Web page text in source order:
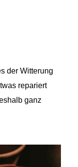
der Witterung
repariert
ganz